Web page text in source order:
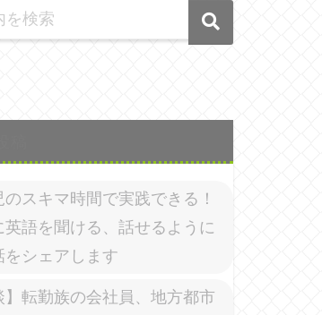
のスキマ時間で実践できる！
英語を聞ける、話せるように
をシェアします
】転勤族の会社員、地方都市